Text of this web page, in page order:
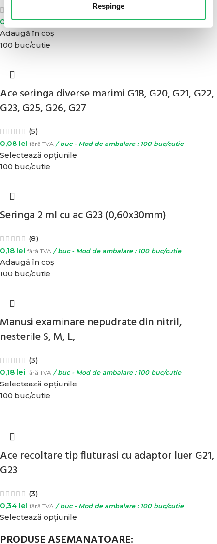
Respinge
0,08lei fără TVA/ buc - Mod de ambalare : set de 100 buc
Adaugă în coș
100 buc/cutie
Ace seringa diverse marimi G18, G20, G21, G22,
G23, G25, G26, G27
(5)
0,08 lei fără TVA / buc - Mod de ambalare : 100 buc/cutie
Selectează opțiunile
100 buc/cutie
Seringa 2 ml cu ac G23 (0,60x30mm)
(8)
0,18 lei fără TVA / buc - Mod de ambalare : 100 buc/cutie
Adaugă în coș
100 buc/cutie
Manusi examinare nepudrate din nitril,
nesterile S, M, L,
(3)
0,18 lei fără TVA / buc - Mod de ambalare : 100 buc/cutie
Selectează opțiunile
100 buc/cutie
Ace recoltare tip fluturasi cu adaptor luer G21,
G23
(3)
0,34 lei fără TVA / buc - Mod de ambalare : 100 buc/cutie
Selectează opțiunile
PRODUSE ASEMANATOARE: